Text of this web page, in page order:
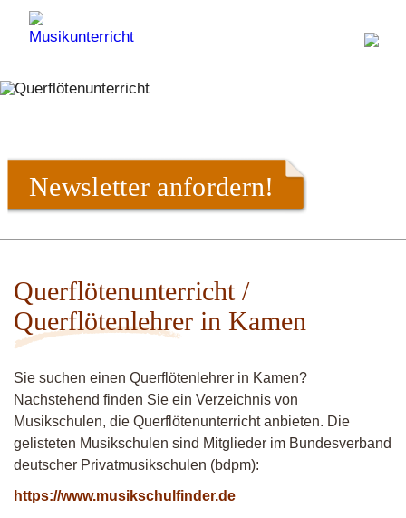
Newsletter anfordern!
Querflötenunterricht /
Querflötenlehrer in Kamen
Sie suchen einen Querflötenlehrer in Kamen?
Nachstehend finden Sie ein Verzeichnis von
Musikschulen, die Querflötenunterricht anbieten. Die
gelisteten Musikschulen sind Mitglieder im Bundesverband
deutscher Privatmusikschulen (bdpm):
https://www.musikschulfinder.de